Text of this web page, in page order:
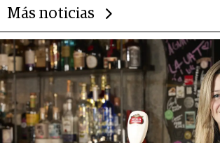
Más noticias